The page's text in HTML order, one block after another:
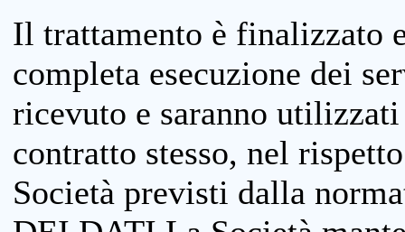
Il trattamento è finalizzato
completa esecuzione dei
ricevuto e saranno
contratto stesso, nel
Società previsti dalla